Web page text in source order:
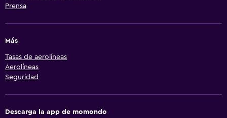
Prensa
Más
Tasas de aerolíneas
Aerolíneas
Seguridad
Descarga la app de momondo